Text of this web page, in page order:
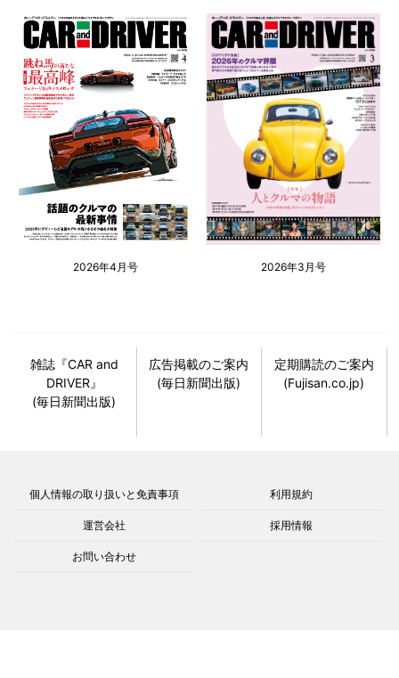
2026年4月号 2026年3月号
雑誌『CAR and
DRIVER』
(毎日新聞出版)
広告掲載のご案内
(毎日新聞出版)
定期購読のご案内
(Fujisan.co.jp)
個人情報の取り扱いと免責事項 利用規約
運営会社 採用情報
お問い合わせ